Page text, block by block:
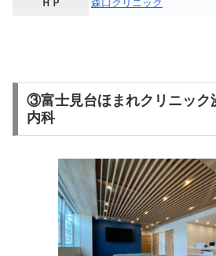
ＨＰ 森口クリニック
③富士見台ほまれクリニック
内科